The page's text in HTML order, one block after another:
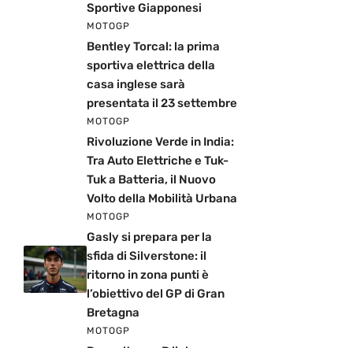
Sportive Giapponesi
MOTOGP
Bentley Torcal: la prima
sportiva elettrica della
casa inglese sarà
presentata il 23 settembre
MOTOGP
Rivoluzione Verde in India:
Tra Auto Elettriche e Tuk-
Tuk a Batteria, il Nuovo
Volto della Mobilità Urbana
MOTOGP
Gasly si prepara per la
sfida di Silverstone: il
ritorno in zona punti è
l’obiettivo del GP di Gran
Bretagna
MOTOGP